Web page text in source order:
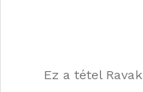
Ez a tétel